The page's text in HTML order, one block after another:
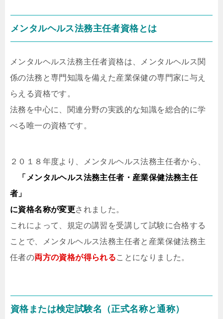
メンタルヘルス法務主任者資格とは
メンタルヘルス法務主任者資格は、メンタルヘルス関
係の法務と専門知識を備えた産業保健の専門家に与え
らえる資格です。
法務を中心に、関連分野の実践的な知識を総合的に学
べる唯一の資格です。
２０１８年度より、メンタルヘルス法務主任者から、
「メンタルヘルス法務主任者・産業保健法務主任
者」
に資格名称が変更されました。
これによって、規定の講習を受講して試験に合格する
ことで、メンタルヘルス法務主任者と産業保健法務主
任者の両方の資格が得られることになりました。
資格または検定試験名（正式名称と通称）